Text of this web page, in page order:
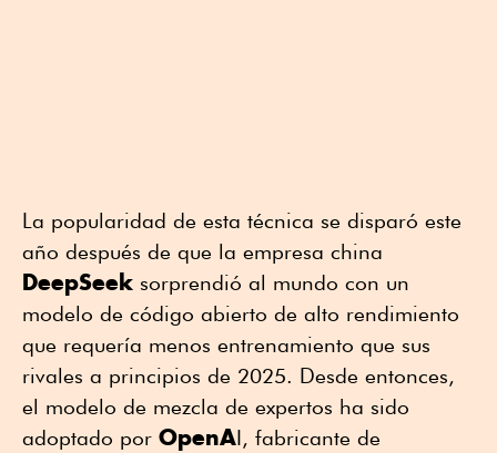
La popularidad de esta técnica se disparó este
año después de que la empresa china
DeepSeek sorprendió al mundo con un
modelo de código abierto de alto rendimiento
que requería menos entrenamiento que sus
rivales a principios de 2025. Desde entonces,
el modelo de mezcla de expertos ha sido
adoptado por OpenAI, fabricante de